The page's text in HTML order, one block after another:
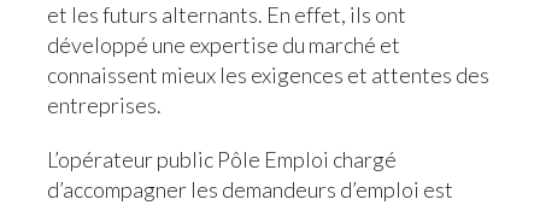
et les futurs alternants. En effet, ils ont
développé une expertise du marché et
connaissent mieux les exigences et attentes des
entreprises.
L’opérateur public Pôle Emploi chargé
d’accompagner les demandeurs d’emploi est